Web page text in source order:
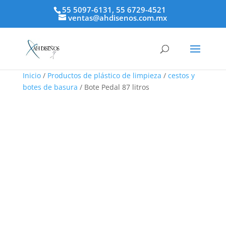
55 5097-6131, 55 6729-4521
ventas@ahdisenos.com.mx
Inicio/ Productos de plástico de limpieza / cestos y
botes de basura / Bote Pedal 87 litros